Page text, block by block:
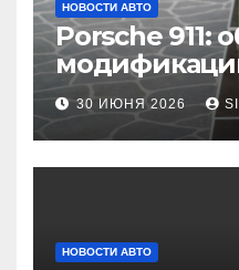
НОВОСТИ АВТО
Porsche 911:
30 ИЮНЯ 2026
НОВОСТИ АВТО